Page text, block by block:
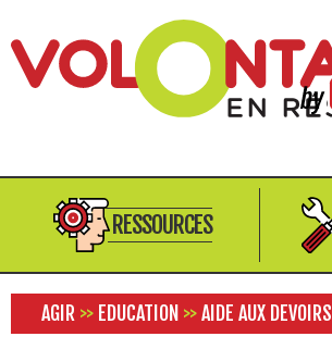
RESSOURCES
AGIR >> EDUCATION >>AIDE AUX DEVOIRS